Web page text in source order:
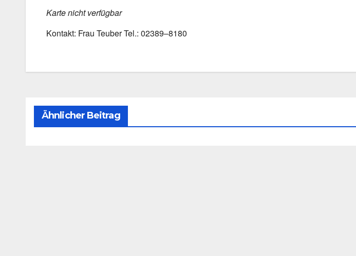
Kar­te nicht ver­füg­bar
Kon­takt: Frau Teu­ber Tel.: 02389–8180
Ähnlicher Beitrag